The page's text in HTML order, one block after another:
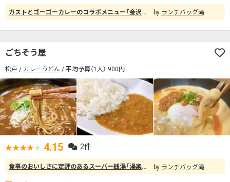
ガストとゴーゴーカレーのコラボメニュー「金沢元気盛りカレー」を食べてきました。目玉焼き・ハンバーグ・海老フライ・ソーセージ・うすカツがのった、ボリューミーで濃厚な黒カレー。別添のハバネロペッパーを加えて辛さを調整できます。ライス大盛・特盛も値段が変わらず、とにかくガッツリ食べられます。ただしカレールーは増量不可で、ライス特盛だと「もうちょっとルーが欲しい」という感じはありました。 ランチバッグ滝
ごちそう屋
松戸 カレーうどん 平均予算（1人） 900円
4.15 2件
食事のおいしさに定評のあるスーパー銭湯「湯楽の里」で、お風呂上りに「黒カレーそば」の大盛りを注文。びっくりするほど大きい器で出てきます。 食べきれるか不安になるくらいでしたが、旨味たっぷりでほどほどの辛さ、とろっとした黒カレーのスープで食べるそばは、まさに「カレー好きのためのカレーそば」。量は多かったですが最後まで堪能し、スープも全部飲み干しました。 ちなみに同行した子供（幼児）は「お子さまカレー」を注文。セットで付いてくるアメリカンドッグをカレーにつけてカレー味にしたり、楽しんで食べていました。 ランチバッグ滝